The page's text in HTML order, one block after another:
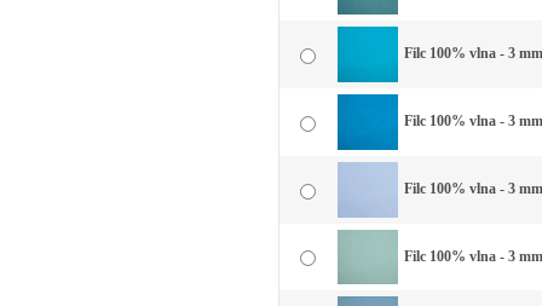
Filc 100% vlna - 3
Filc 100% vlna - 3
Filc 100% vlna - 3
Filc 100% vlna - 3